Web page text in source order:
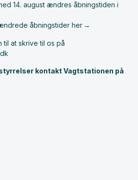
14. august ændres åbningstiden i
åbningstider her
til at skrive til os på
kontakt Vagtstationen på